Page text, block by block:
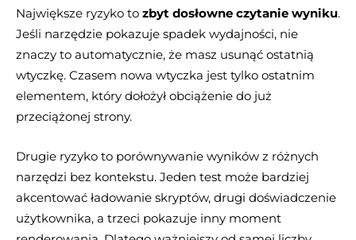
Największe ryzyko to zbyt dosłowne czytanie wyniku.
Jeśli narzędzie pokazuje spadek wydajności, nie
znaczy to automatycznie, że masz usunąć ostatnią
wtyczkę. Czasem nowa wtyczka jest tylko ostatnim
elementem, który dołożył obciążenie do już
przeciążonej strony.
Drugie ryzyko to porównywanie wyników z różnych
narzędzi bez kontekstu. Jeden test może bardziej
akcentować ładowanie skryptów, drugi doświadczenie
użytkownika, a trzeci pokazuje inny moment